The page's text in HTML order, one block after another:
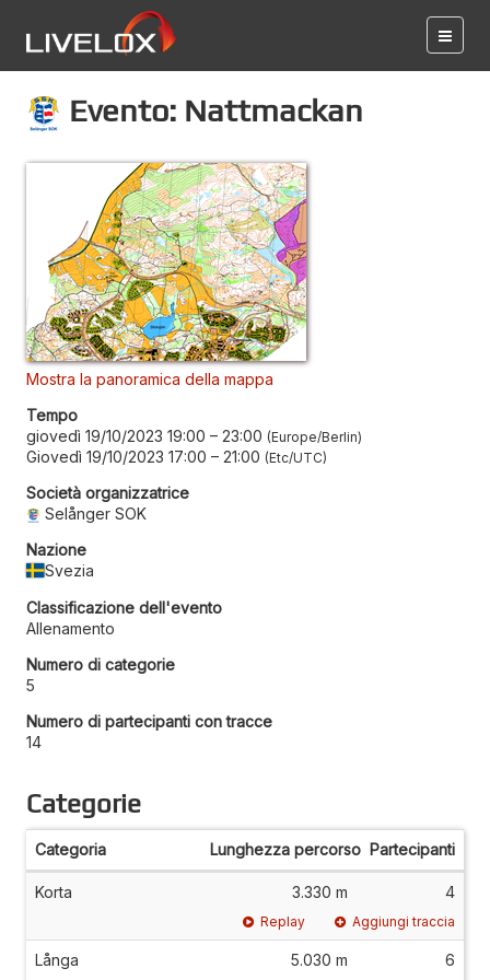
Evento: Nattmackan
Mostra la panoramica della mappa
Tempo
giovedì 19/10/2023 19:00 – 23:00 Europe/Berlin
Giovedì 19/10/2023 17:00 – 21:00 Etc/UTC
Società organizzatrice
Selånger SOK
Nazione
Svezia
Classificazione dell'evento
Allenamento
Numero di categorie
5
Numero di partecipanti con tracce
14
Categorie
Categoria Lunghezza percorso Partecipanti
Korta 3.330 m 4
Replay Aggiungi traccia
Långa 5.030 m 6